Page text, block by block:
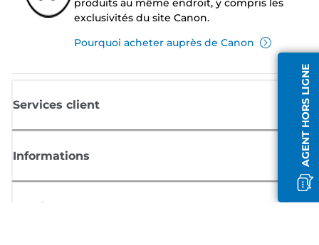
AGENT HORS LIGNE
produits au même endroit, y compris les
exclusivités du site Canon.
Pourquoi acheter auprès de Canon
Services client
Informations
Boutique